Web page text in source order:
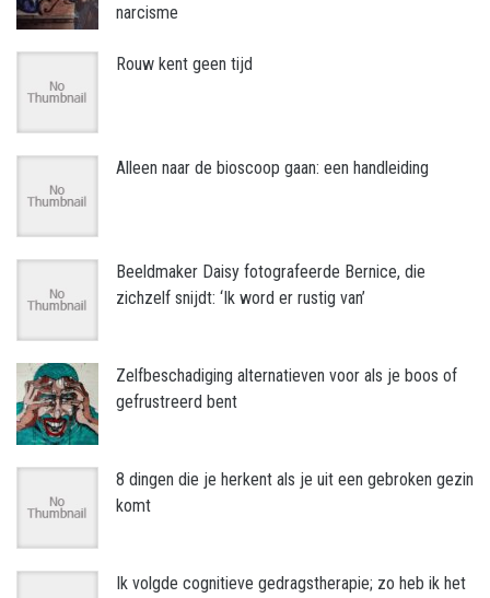
narcisme
Rouw kent geen tijd
Alleen naar de bioscoop gaan: een handleiding
Beeldmaker Daisy fotografeerde Bernice, die
zichzelf snijdt: ‘Ik word er rustig van’
Zelfbeschadiging alternatieven voor als je boos of
gefrustreerd bent
8 dingen die je herkent als je uit een gebroken gezin
komt
Ik volgde cognitieve gedragstherapie; zo heb ik het